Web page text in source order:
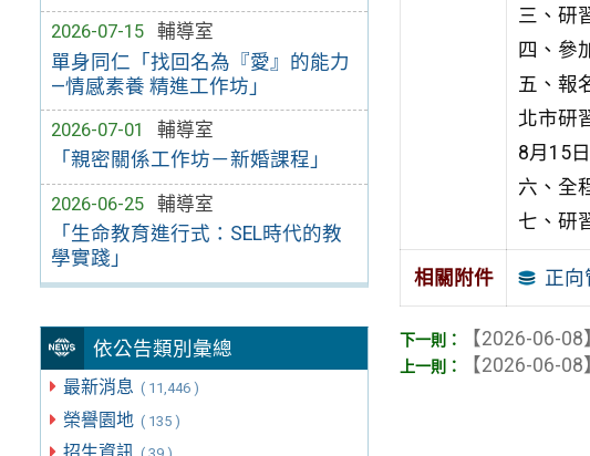
2026-07-15
輔導室
單身同仁「找回名為『愛』的能力
—情感素養 精進工作坊」
2026-07-01
輔導室
「親密關係工作坊－新婚課程」
2026-06-25
輔導室
「生命教育進行式：SEL時代的教
學實踐」
依公告類別彙總
最新消息 ( 11,446 )
榮譽園地 ( 135 )
三、研
四、參
五、報
北市研
8月15
六、全
七、研
相關附件 正向
【2026-06-08
【2026-06-08